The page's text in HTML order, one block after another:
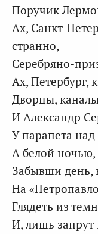
Поручик
Ах, Санкт-
странно,
Серебряно-
Ах, Петербург,
Дворцы,
И Александр
У парапета
А белой ночью,
Забывши день,
На
Глядеть из
И, лишь запрут